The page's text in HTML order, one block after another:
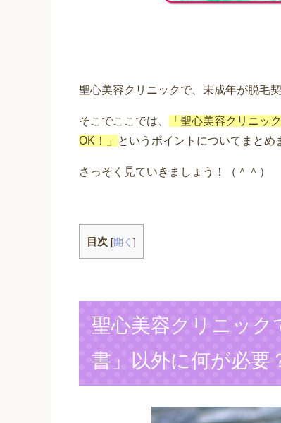
聖心美容クリニックで、未成年が脱毛
そこでここでは、
「聖心美容クリニッ
OK！」
というポイントについてまとめ
さっそく見ていきましょう！（＾＾）
目次 [開く ]
聖心美容クリニック
書」以外に何が必要